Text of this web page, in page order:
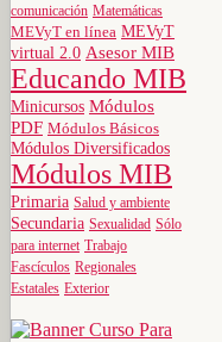
comunicación Matemáticas
MEVyT en línea MEVyT
virtual 2.0 Asesor MIB
Educando MIB
Minicursos Módulos
PDF Módulos Básicos
Módulos Diversificados
Módulos MIB
Primaria Salud y ambiente
Secundaria Sexualidad Sólo
para internet Trabajo
Fascículos Regionales
Estatales Exterior